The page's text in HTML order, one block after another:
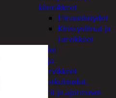
kiinnikkeet
Hinausköydet
Kiristysliinat ja
tarvikkeet
Valot
Rengas ja -
vannetarvikkeet
Sähköpotkulaudat,
skootterit ja ajoneuvot